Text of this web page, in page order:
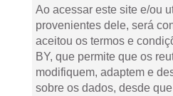
Ao acessar este site e/ou
provenientes dele, será
aceitou os termos e
BY, que permite que os
modifiquem, adaptem e
sobre os dados, desde